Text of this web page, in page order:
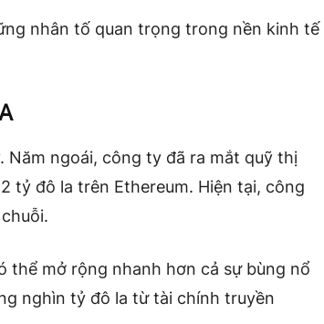
nhân tố quan trọng trong nền kinh tế
Năm ngoái, công ty đã ra mắt quỹ thị
tỷ đô la trên Ethereum. Hiện tại, công
thể mở rộng nhanh hơn cả sự bùng nổ
nghìn tỷ đô la từ tài chính truyền